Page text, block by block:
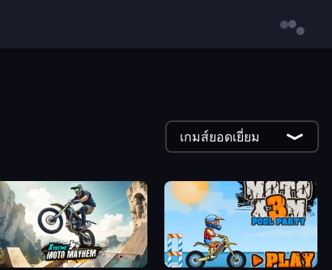
เกมส์ยอดเยี่ยม
Xtreme Moto Mayhem Moto X3M 5: Pool Party